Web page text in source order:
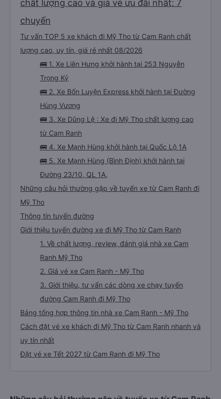
chất lượng cao và giá vé ưu đãi nhất: 7
chuyến
Tư vấn TOP 5 xe khách đi Mỹ Tho từ Cam Ranh chất
lượng cao, uy tín, giá rẻ nhất 08/2026
🚌 1. Xe Liên Hưng khởi hành tại 253 Nguyễn
Trọng Kỷ
🚌 2. Xe Bốn Luyện Express khởi hành tại Đường
Hùng Vương
🚌 3. Xe Dũng Lệ : Xe đi Mỹ Tho chất lượng cao
từ Cam Ranh
🚌 4. Xe Mạnh Hùng khởi hành tại Quốc Lộ 1A
🚌 5. Xe Mạnh Hùng (Bình Định) khởi hành tại
Đường 23/10, QL 1A,
Những câu hỏi thường gặp về tuyến xe từ Cam Ranh đi
Mỹ Tho
Thông tin tuyến đường
Giới thiệu tuyến đường xe đi Mỹ Tho từ Cam Ranh
1. Về chất lượng, review, đánh giá nhà xe Cam
Ranh Mỹ Tho
2. Giá vé xe Cam Ranh - Mỹ Tho
3. Giới thiệu, tư vấn các dòng xe chạy tuyến
đường Cam Ranh đi Mỹ Tho
Bảng tổng hợp thông tin nhà xe Cam Ranh - Mỹ Tho
Cách đặt vé xe khách đi Mỹ Tho từ Cam Ranh nhanh và
uy tín nhất
Đặt vé xe Tết 2027 từ Cam Ranh đi Mỹ Tho